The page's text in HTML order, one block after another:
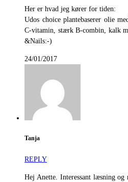
Her er hvad jeg kører for tiden:
Udos choice plantebaserer olie
C-vitamin, stærk B-combin, kalk
&Nails:-)
24/01/2017
Tanja
REPLY
Hej Anette. Interessant læsning